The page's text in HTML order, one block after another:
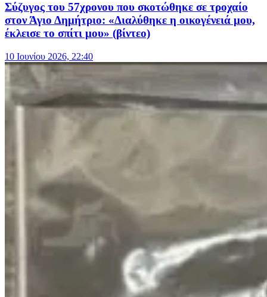
Σύζυγος του 57χρονου που σκοτώθηκε σε τροχαίο
στον Άγιο Δημήτριο: «Διαλύθηκε η οικογένειά μου,
έκλεισε το σπίτι μου» (βίντεο)
10 Ιουνίου 2026, 22:40